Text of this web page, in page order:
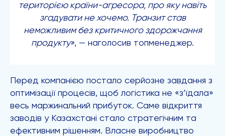
територією країни-агресора, про яку навіть
згадувати не хочемо. Транзит став
неможливим без критичного здорожчання
продукту», — наголосив топменеджер.
Перед компанією постало серйозне завдання з
оптимізації процесів, щоб логістика не «з’їдала»
весь маржинальний прибуток. Саме відкриття
заводів у Казахстані стало стратегічним та
ефективним рішенням. Власне виробництво